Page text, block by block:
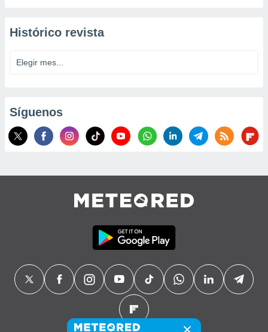
Histórico revista
Síguenos